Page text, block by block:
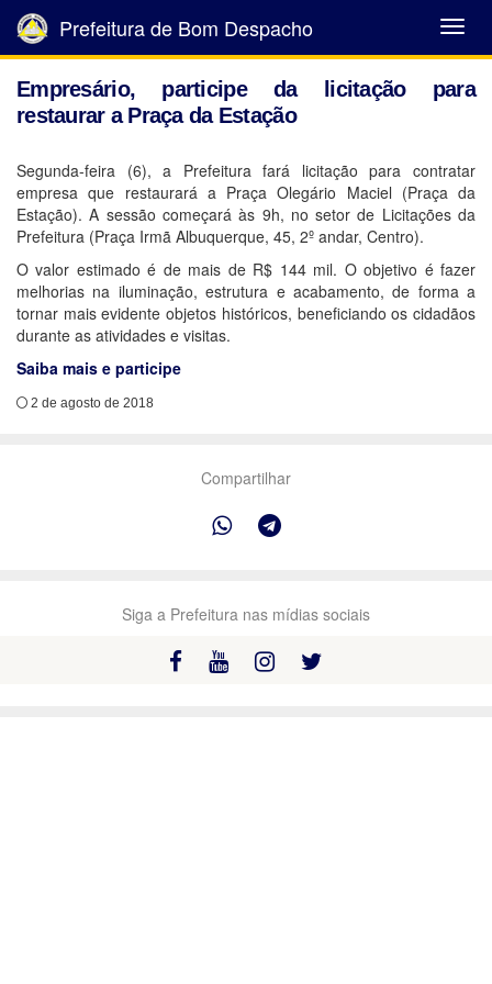
Abrir
Menu
Prefeitura de Bom Despacho
Empresário, participe da licitação para
restaurar a Praça da Estação
Segunda-feira (6), a Prefeitura fará licitação para contratar
empresa que restaurará a Praça Olegário Maciel (Praça da
Estação). A sessão começará às 9h, no setor de Licitações da
Prefeitura (Praça Irmã Albuquerque, 45, 2º andar, Centro).
O valor estimado é de mais de R$ 144 mil. O objetivo é fazer
melhorias na iluminação, estrutura e acabamento, de forma a
tornar mais evidente objetos históricos, beneficiando os cidadãos
durante as atividades e visitas.
Saiba mais e participe
2 de agosto de 2018
Compartilhar
Siga a Prefeitura nas mídias sociais